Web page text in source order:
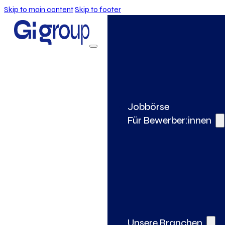
Skip to main contentSkip to footer
Jobbörse
Für Bewerber:innen